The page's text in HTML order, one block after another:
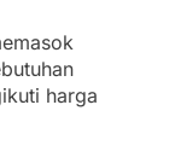
harga